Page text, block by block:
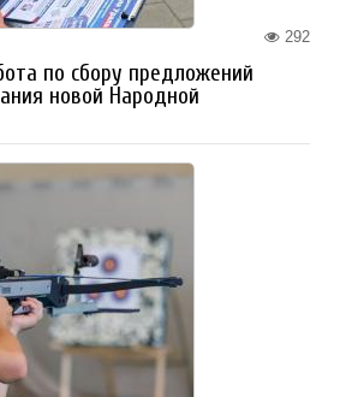
292
по сбору предложений
новой Народной